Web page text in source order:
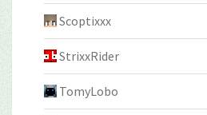
Scoptixxx
StrixxRider
TomyLobo